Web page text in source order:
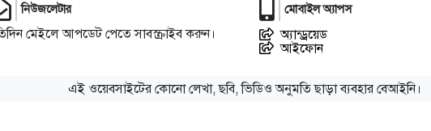
নিউজলেটার
মেইলে আপডেট পেতে সাবস্ক্রাইব করুন।
মোবাইল অ্যাপস
অ্যান্ড্রয়েড
আইফোন
এই ওয়েবসাইটের কোনো লেখা, ছবি, ভিডিও অনুমতি ছাড়া ব্যবহার বেআইনি।